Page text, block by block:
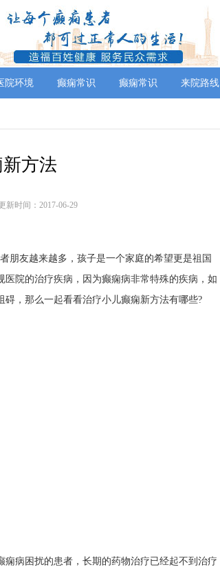
院环境 癫痫常识 癫痫常识 来院路线
方法
新时间：2017-06-29
朋友越来越多，孩子是一个家庭的希望更是祖国
院的治疗疾病，因为癫痫病非常特殊的疾病，如
，那么一起看看治疗小儿癫痫新方法有哪些?
病困扰的患者，长期的药物治疗已经起不到治疗